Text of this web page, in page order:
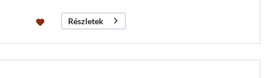
Részletek